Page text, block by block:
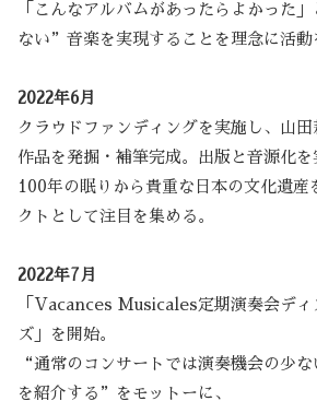
「こんなアルバムがあったらよかった
ない”音楽を実現することを理念に活動
2022年6月
クラウドファンディングを実施し、山田
作品を発掘・補筆完成。出版と音源化を
100年の眠りから貴重な日本の文化遺産
クトとして注目を集める。
2022年7月
「Vacances Musicales定期演奏会ディ
ズ」を開始。
“通常のコンサートでは演奏機会の少
を紹介する”をモットーに、